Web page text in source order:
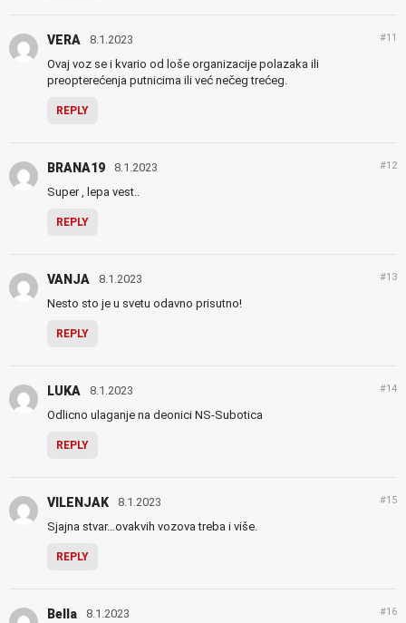
VERA 8.1.2023 #11
Ovaj voz se i kvario od loše organizacije polazaka ili
preopterećenja putnicima ili već nečeg trećeg.
REPLY
BRANA19 8.1.2023 #12
Super , lepa vest..
REPLY
VANJA 8.1.2023 #13
Nesto sto je u svetu odavno prisutno!
REPLY
LUKA 8.1.2023 #14
Odlicno ulaganje na deonici NS-Subotica
REPLY
VILENJAK 8.1.2023 #15
Sjajna stvar…ovakvih vozova treba i više.
REPLY
Bella 8.1.2023 #16